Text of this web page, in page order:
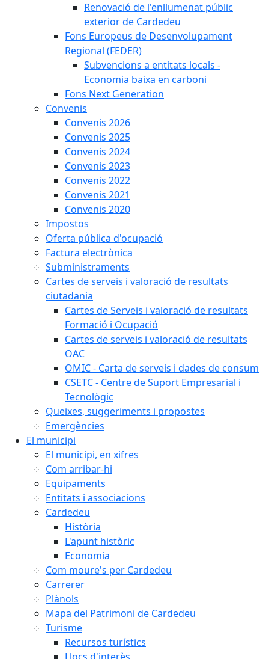
Renovació de l'enllumenat públic
exterior de Cardedeu
Fons Europeus de Desenvolupament
Regional (FEDER)
Subvencions a entitats locals -
Economia baixa en carboni
Fons Next Generation
Convenis
Convenis 2026
Convenis 2025
Convenis 2024
Convenis 2023
Convenis 2022
Convenis 2021
Convenis 2020
Impostos
Oferta pública d'ocupació
Factura electrònica
Subministraments
Cartes de serveis i valoració de resultats
ciutadania
Cartes de Serveis i valoració de resultats
Formació i Ocupació
Cartes de serveis i valoració de resultats
OAC
OMIC - Carta de serveis i dades de consum
CSETC - Centre de Suport Empresarial i
Tecnològic
Queixes, suggeriments i propostes
Emergències
El municipi
El municipi, en xifres
Com arribar-hi
Equipaments
Entitats i associacions
Cardedeu
Història
L'apunt històric
Economia
Com moure's per Cardedeu
Carrerer
Plànols
Mapa del Patrimoni de Cardedeu
Turisme
Recursos turístics